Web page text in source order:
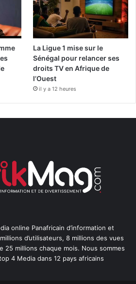
La Ligue 1 mise sur le
Sénégal pour relancer ses
droits TV en Afrique de
l’Ouest
il y a 12 heures
online Panafricain d’information et
d’utilisateurs, 8 millions des vues
25 millions chaque mois. Nous sommes
4 Media dans 12 pays africains